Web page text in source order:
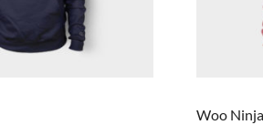
Woo Ninja